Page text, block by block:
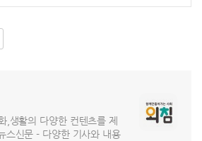
,생활의 다양한 컨텐츠를 제
스신문 - 다양한 기사와 내용